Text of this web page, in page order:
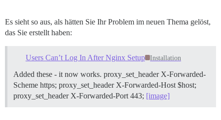
Es sieht so aus, als hätten Sie Ihr Problem im neuen Thema gelöst,
das Sie erstellt haben:
Users Can’t Log In After Nginx Setup Installation
Added these - it now works. proxy_set_header X-Forwarded-
Scheme https; proxy_set_header X-Forwarded-Host $host;
proxy_set_header X-Forwarded-Port 443; [image]